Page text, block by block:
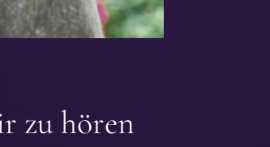
zu hören